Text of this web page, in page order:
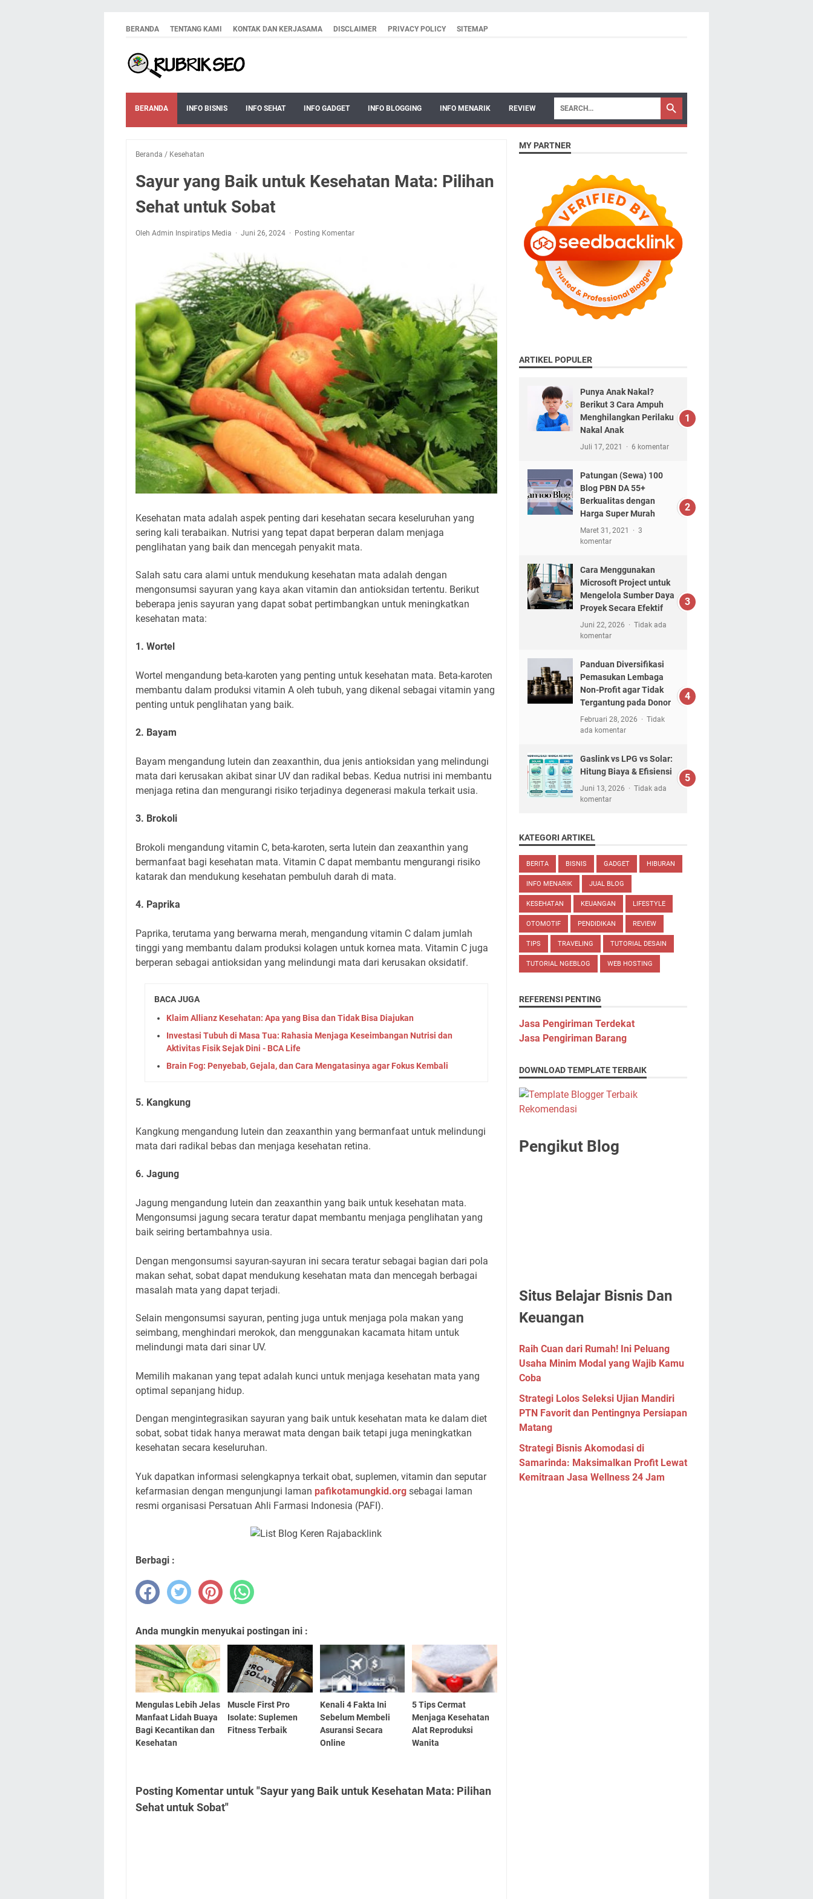
BERANDA TENTANG KAMI KONTAK DAN KERJASAMA DISCLAIMER PRIVACY POLICY SITEMAP
BERANDA INFO BISNIS INFO SEHAT INFO GADGET INFO BLOGGING INFO MENARIK REVIEW
Beranda / Kesehatan
Sayur yang Baik untuk Kesehatan Mata: Pilihan
Sehat untuk Sobat
Oleh Admin Inspiratips Media Juni 26, 2024 Posting Komentar
Kesehatan mata adalah aspek penting dari kesehatan secara keseluruhan yang
sering kali terabaikan. Nutrisi yang tepat dapat berperan dalam menjaga
penglihatan yang baik dan mencegah penyakit mata.
Salah satu cara alami untuk mendukung kesehatan mata adalah dengan
mengonsumsi sayuran yang kaya akan vitamin dan antioksidan tertentu. Berikut
beberapa jenis sayuran yang dapat sobat pertimbangkan untuk meningkatkan
kesehatan mata:
1. Wortel
Wortel mengandung beta-karoten yang penting untuk kesehatan mata. Beta-karoten
membantu dalam produksi vitamin A oleh tubuh, yang dikenal sebagai vitamin yang
penting untuk penglihatan yang baik.
2. Bayam
Bayam mengandung lutein dan zeaxanthin, dua jenis antioksidan yang melindungi
mata dari kerusakan akibat sinar UV dan radikal bebas. Kedua nutrisi ini membantu
menjaga retina dan mengurangi risiko terjadinya degenerasi makula terkait usia.
3. Brokoli
Brokoli mengandung vitamin C, beta-karoten, serta lutein dan zeaxanthin yang
bermanfaat bagi kesehatan mata. Vitamin C dapat membantu mengurangi risiko
katarak dan mendukung kesehatan pembuluh darah di mata.
4. Paprika
Paprika, terutama yang berwarna merah, mengandung vitamin C dalam jumlah
tinggi yang membantu dalam produksi kolagen untuk kornea mata. Vitamin C juga
berperan sebagai antioksidan yang melindungi mata dari kerusakan oksidatif.
BACA JUGA
Klaim Allianz Kesehatan: Apa yang Bisa dan Tidak Bisa Diajukan
Investasi Tubuh di Masa Tua: Rahasia Menjaga Keseimbangan Nutrisi dan
Aktivitas Fisik Sejak Dini - BCA Life
Brain Fog: Penyebab, Gejala, dan Cara Mengatasinya agar Fokus Kembali
5. Kangkung
Kangkung mengandung lutein dan zeaxanthin yang bermanfaat untuk melindungi
mata dari radikal bebas dan menjaga kesehatan retina.
6. Jagung
Jagung mengandung lutein dan zeaxanthin yang baik untuk kesehatan mata.
Mengonsumsi jagung secara teratur dapat membantu menjaga penglihatan yang
baik seiring bertambahnya usia.
Dengan mengonsumsi sayuran-sayuran ini secara teratur sebagai bagian dari pola
makan sehat, sobat dapat mendukung kesehatan mata dan mencegah berbagai
masalah mata yang dapat terjadi.
Selain mengonsumsi sayuran, penting juga untuk menjaga pola makan yang
seimbang, menghindari merokok, dan menggunakan kacamata hitam untuk
melindungi mata dari sinar UV.
Memilih makanan yang tepat adalah kunci untuk menjaga kesehatan mata yang
optimal sepanjang hidup.
Dengan mengintegrasikan sayuran yang baik untuk kesehatan mata ke dalam diet
sobat, sobat tidak hanya merawat mata dengan baik tetapi juga meningkatkan
kesehatan secara keseluruhan.
Yuk dapatkan informasi selengkapnya terkait obat, suplemen, vitamin dan seputar
kefarmasian dengan mengunjungi laman pafikotamungkid.org sebagai laman
resmi organisasi Persatuan Ahli Farmasi Indonesia (PAFI).
Berbagi :
Anda mungkin menyukai postingan ini :
Mengulas Lebih Jelas
Manfaat Lidah Buaya
Bagi Kecantikan dan
Kesehatan
Muscle First Pro
Isolate: Suplemen
Fitness Terbaik
Kenali 4 Fakta Ini
Sebelum Membeli
Asuransi Secara
Online
5 Tips Cermat
Menjaga Kesehatan
Alat Reproduksi
Wanita
Posting Komentar untuk "Sayur yang Baik untuk Kesehatan Mata: Pilihan
Sehat untuk Sobat"
MY PARTNER
ARTIKEL POPULER
Punya Anak Nakal?
Berikut 3 Cara Ampuh
Menghilangkan Perilaku
Nakal Anak
Juli 17, 2021 6 komentar
Patungan (Sewa) 100
Blog PBN DA 55+
Berkualitas dengan
Harga Super Murah
Maret 31, 2021
3
komentar
Cara Menggunakan
Microsoft Project untuk
Mengelola Sumber Daya
Proyek Secara Efektif
Juni 22, 2026
Tidak ada
komentar
Panduan Diversifikasi
Pemasukan Lembaga
Non-Profit agar Tidak
Tergantung pada Donor
Februari 28, 2026
Tidak
ada komentar
Gaslink vs LPG vs Solar:
Hitung Biaya & Efisiensi
Juni 13, 2026
Tidak ada
komentar
KATEGORI ARTIKEL
BERITA BISNIS GADGET HIBURAN
INFO MENARIK JUAL BLOG
KESEHATAN KEUANGAN LIFESTYLE
OTOMOTIF PENDIDIKAN REVIEW
TIPS TRAVELING TUTORIAL DESAIN
TUTORIAL NGEBLOG WEB HOSTING
REFERENSI PENTING
Jasa Pengiriman Terdekat
Jasa Pengiriman Barang
DOWNLOAD TEMPLATE TERBAIK
Pengikut Blog
Situs Belajar Bisnis Dan
Keuangan
Raih Cuan dari Rumah! Ini Peluang
Usaha Minim Modal yang Wajib Kamu
Coba
Strategi Lolos Seleksi Ujian Mandiri
PTN Favorit dan Pentingnya Persiapan
Matang
Strategi Bisnis Akomodasi di
Samarinda: Maksimalkan Profit Lewat
Kemitraan Jasa Wellness 24 Jam